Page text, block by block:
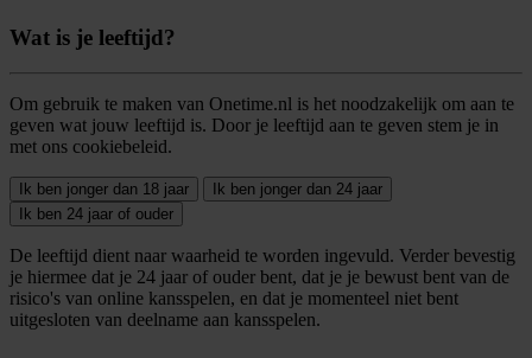
Wat is je leeftijd?
Om gebruik te maken van Onetime.nl is het noodzakelijk om aan te
geven wat jouw leeftijd is. Door je leeftijd aan te geven stem je in
met ons cookiebeleid.
Ik ben jonger dan 18 jaar
Ik ben jonger dan 24 jaar
Ik ben 24 jaar of ouder
De leeftijd dient naar waarheid te worden ingevuld. Verder bevestig
je hiermee dat je 24 jaar of ouder bent, dat je je bewust bent van de
risico's van online kansspelen, en dat je momenteel niet bent
uitgesloten van deelname aan kansspelen.